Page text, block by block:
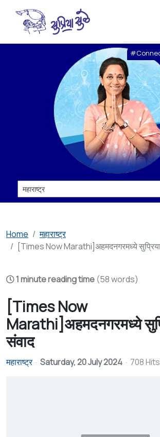
Home
महाराष्ट्र
[Times Now Marathi]अहमदनगरमध्ये
1 minute reading time (58 words)
[Times Now
Marathi]अहमदनगरमध्ये
संवाद
महाराष्ट्र Saturday, 20 July 2024 708 Hits